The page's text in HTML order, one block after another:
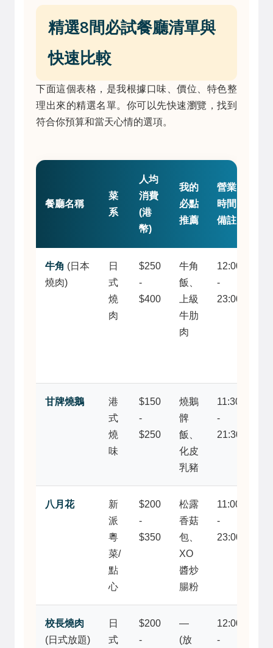
精選8間必試餐廳清單與
快速比較
下面這個表格，是我根據口味、價位、特色整
理出來的精選名單。你可以先快速瀏覽，找到
符合你預算和當天心情的選項。
餐廳名稱
菜
系
人均
消費
(港
幣)
我的
必點
推薦
營業
時間
備註
牛角 (日本
燒肉)
日
式
燒
肉
$250
-
$400
牛角
飯、
上級
牛肋
肉
12:00
-
23:00
甘牌燒鵝
港
式
燒
味
$150
-
$250
燒鵝
髀
飯、
化皮
乳豬
11:30
-
21:30
八月花
新
派
粵
菜/
點
心
$200
-
$350
松露
香菇
包、
XO
醬炒
腸粉
11:00
-
23:00
校長燒肉
(日式放題)
日
式
$200
-
—
(放
12:00
-